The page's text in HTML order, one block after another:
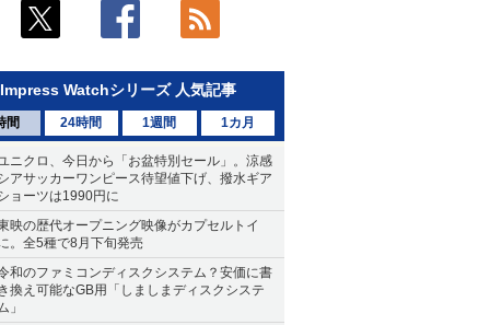
Impress Watchシリーズ 人気記事
間 24時間 1週間 1カ月
ニクロ、今日から「お盆特別セール」。涼感
アサッカーワンピース待望値下げ、撥水ギア
ョーツは1990円に
映の歴代オープニング映像がカプセルトイ
。全5種で8月下旬発売
和のファミコンディスクシステム？安価に書
換え可能なGB用「しましまディスクシステ
」